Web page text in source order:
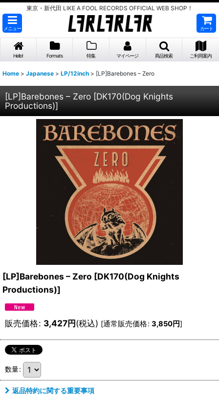
東京・新代田 LIKE A FOOL RECORDS OFFICIAL WEB SHOP！
メニュー カート
Hello! Formats 特集 マイページ 商品検索 ご利用案内
Home > Japanese > LP/12inch > [LP]Barebones – Zero
[LP]Barebones – Zero [DK170(Dog Knights
Productions)]
[LP]Barebones – Zero [DK170(Dog Knights
Productions)]
販売価格: 3,427円(税込) [通常販売価格: 3,850円]
数量:
返品特約に関する重要事項